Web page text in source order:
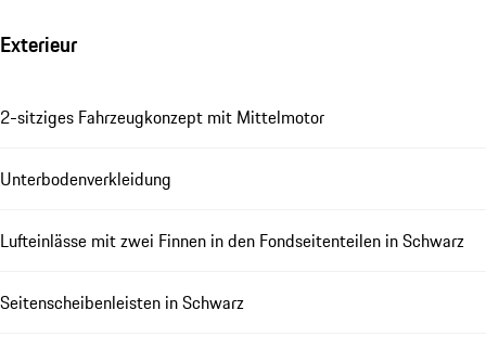
Exterieur
2-sitziges Fahrzeugkonzept mit Mittelmotor
Unterbodenverkleidung
Lufteinlässe mit zwei Finnen in den Fondseitenteilen in Schwarz
Seitenscheibenleisten in Schwarz